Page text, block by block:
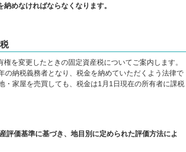
めなければならなくなります。
を変更したときの固定資産税についてご案内します。
納税義務者となり、税金を納めていただくよう法律で
・家屋を売買しても、税金は1月1日現在の所有者に課税
評価基準に基づき、地目別に定められた評価方法によ